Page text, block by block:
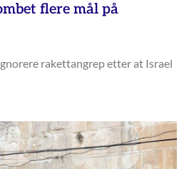
flere mål på
rakettangrep etter at Israel